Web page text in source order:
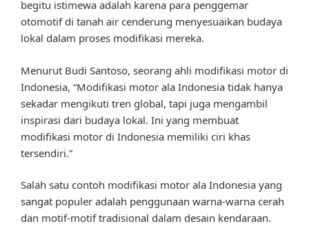
begitu istimewa adalah karena para penggemar
otomotif di tanah air cenderung menyesuaikan budaya
lokal dalam proses modifikasi mereka.
Menurut Budi Santoso, seorang ahli modifikasi motor di
Indonesia, “Modifikasi motor ala Indonesia tidak hanya
sekadar mengikuti tren global, tapi juga mengambil
inspirasi dari budaya lokal. Ini yang membuat
modifikasi motor di Indonesia memiliki ciri khas
tersendiri.”
Salah satu contoh modifikasi motor ala Indonesia yang
sangat populer adalah penggunaan warna-warna cerah
dan motif-motif tradisional dalam desain kendaraan.